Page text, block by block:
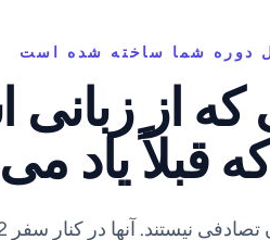
دوره شما ساخته شده است
که از زبانی
قبلاً یاد